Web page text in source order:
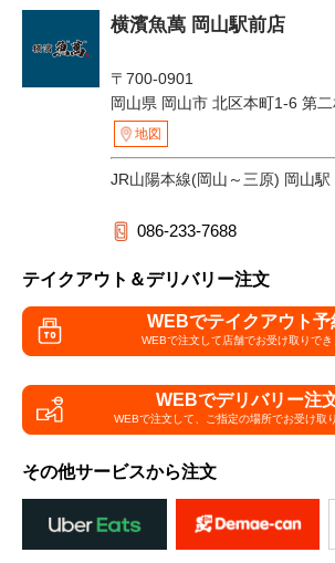
横濱魚萬 岡山駅前店
〒700-0901
岡山県 岡山市 北区本町1-6 第
地図
JR山陽本線(岡山～三原) 岡山駅
086-233-7688
テイクアウト＆デリバリー注文
WEBでテイクアウト予
WEBで注文して店舗でお受け取りでき
WEBでデリバリー注
WEBで注文して、 ご指定の場所でお受け取
その他サービスから注文